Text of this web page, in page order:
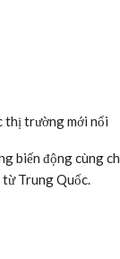
thị trường mới nổi
biến động cùng
Trung Quốc.